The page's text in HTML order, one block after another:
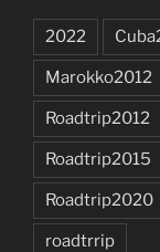
2022
Marokko2012
Roadtrip2012
Roadtrip2015
Roadtrip2020
roadtrrip